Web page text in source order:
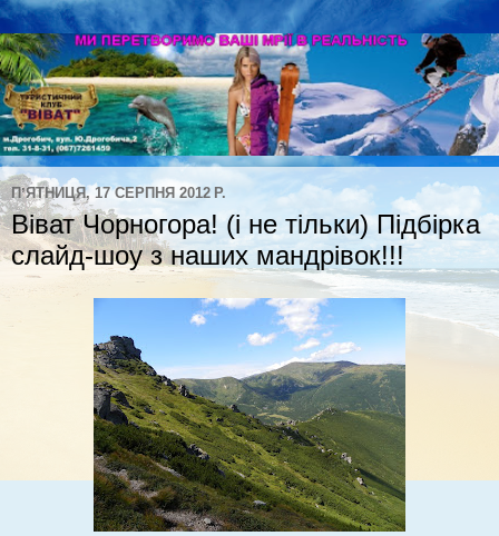
ПʼЯТНИЦЯ, 17 СЕРПНЯ 2012 Р.
Віват Чорногора! (і не тільки) Підбірка
слайд-шоу з наших мандрівок!!!